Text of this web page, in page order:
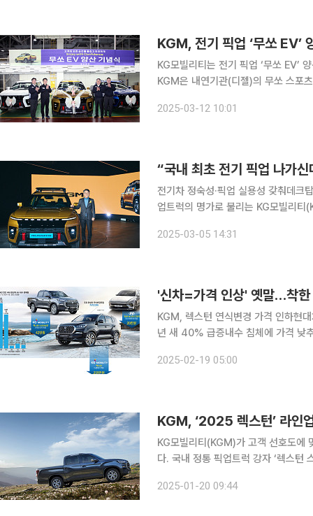
KGM, 전기 픽업 ‘무쏘 EV’
KG모빌리티는 전기 픽업 ‘무쏘 EV’
KGM은 내연기관(디젤)의 무쏘 스포
2025-03-12 10:01
“국내 최초 전기 픽업 나가
전기차 정숙성·픽업 실용성 갖춰데크
업트럭의 명가로 불리는 KG모빌리티
바람을 불러일으킬 것으로 전망된다.
2025-03-05 14:31
'신차=가격 인상' 옛말…착
KGM, 렉스턴 연식변경 가격 인하현
년 새 40% 급증내수 침체에 가격 낮추며 판매 촉진 나서 최근
거와는 달라진 양상이다. 최근 수년간
2025-02-19 05:00
KGM, ‘2025 렉스턴’ 라인
KG모빌리티(KGM)가 고객 선호도에
다. 국내 정통 픽업트럭 강자 ‘렉스턴 스포츠&칸’은 와일드, 프레스티지 두 가지 트림으로 약 3000
가지 트럼으로 구성된다.
2025-01-20 09:44